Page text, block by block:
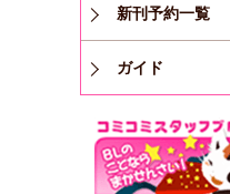
新刊予約一覧
ガイド